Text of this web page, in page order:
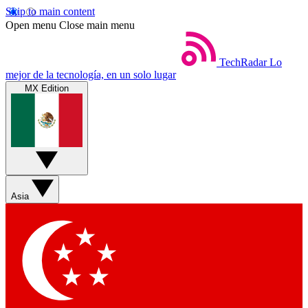
Skip to main content
Open menu Close main menu
TechRadar Lo
mejor de la tecnología, en un solo lugar
MX Edition
Asia